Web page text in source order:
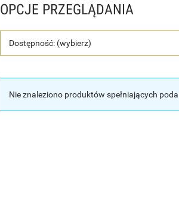
OPCJE PRZEGLĄDANIA
Dostępność: (wybierz)
Nie znaleziono produktów spełniających